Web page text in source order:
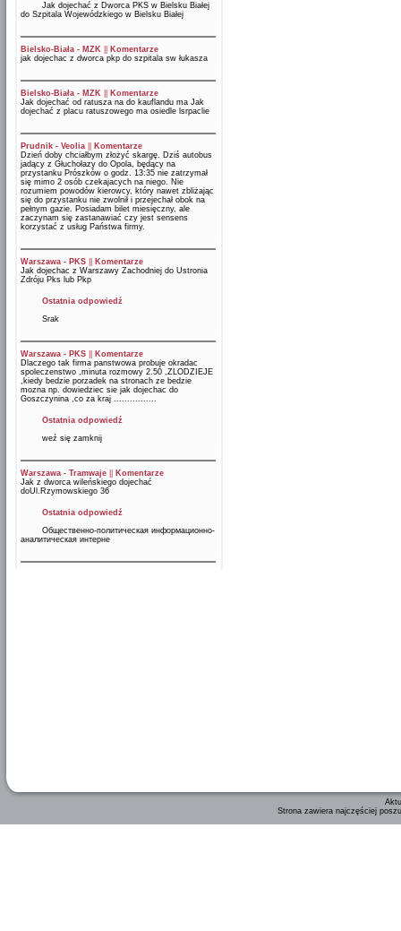
Jak dojechać z Dworca PKS w Bielsku Białej
do Szpitala Wojewódzkiego w Bielsku Białej
Bielsko-Biała - MZK
Komentarze
jak dojechac z dworca pkp do szpitala sw łukasza
Bielsko-Biała - MZK
Komentarze
Jak dojechać od ratusza na do kauflandu ma Jak
dojechać z placu ratuszowego ma osiedle lsrpaclie
Prudnik - Veolia
Komentarze
Dzień doby chciałbym złożyć skargę. Dziś autobus
jadący z Głuchołazy do Opola, będący na
przystanku Prószków o godz. 13:35 nie zatrzymał
się mimo 2 osób czekajacych na niego. Nie
rozumiem powodów kierowcy, który nawet zbliżając
się do przystanku nie zwolnił i przejechał obok na
pełnym gazie. Posiadam bilet miesięczny, ale
zaczynam się zastanawiać czy jest sensens
korzystać z usług Państwa firmy.
Warszawa - PKS
Komentarze
Jak dojechac z Warszawy Zachodniej do Ustronia
Zdróju Pks lub Pkp
Ostatnia odpowiedź
Srak
Warszawa - PKS
Komentarze
Dlaczego tak firma panstwowa probuje okradac
spoleczenstwo ,minuta rozmowy 2.50 ,ZLODZIEJE
,kiedy bedzie porzadek na stronach ze bedzie
mozna np. dowiedziec sie jak dojechac do
Goszczynina ,co za kraj ................
Ostatnia odpowiedź
weź się zamknij
Warszawa - Tramwaje
Komentarze
Jak z dworca wileńskiego dojechać
doUl.Rzymowskiego 36
Ostatnia odpowiedź
Общественно-политическая информационно-
аналитическая интерне
Strona zawiera najczęściej